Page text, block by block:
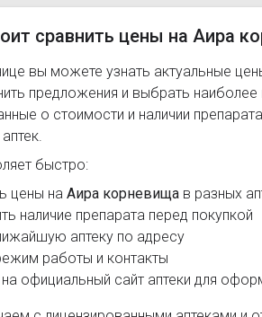
сравнить цены на Аира
вы можете узнать актуальные
предложения и выбрать
о стоимости и наличии
быстро:
цены на Аира корневища в разных
наличие препарата перед покупкой
аптеку по адресу
работы и контакты
на официальный сайт аптеки для